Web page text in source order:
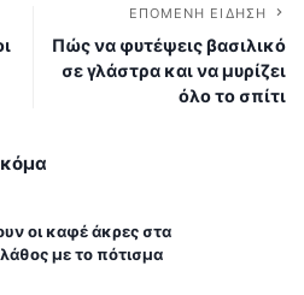
ΕΠΌΜΕΝΗ ΕΊΔΗΣΗ
Πώς να φυτέψεις βασιλικό
σε γλάστρα και να μυρίζει
όλο το σπίτι
οι καφέ άκρες στα
με το πότισμα